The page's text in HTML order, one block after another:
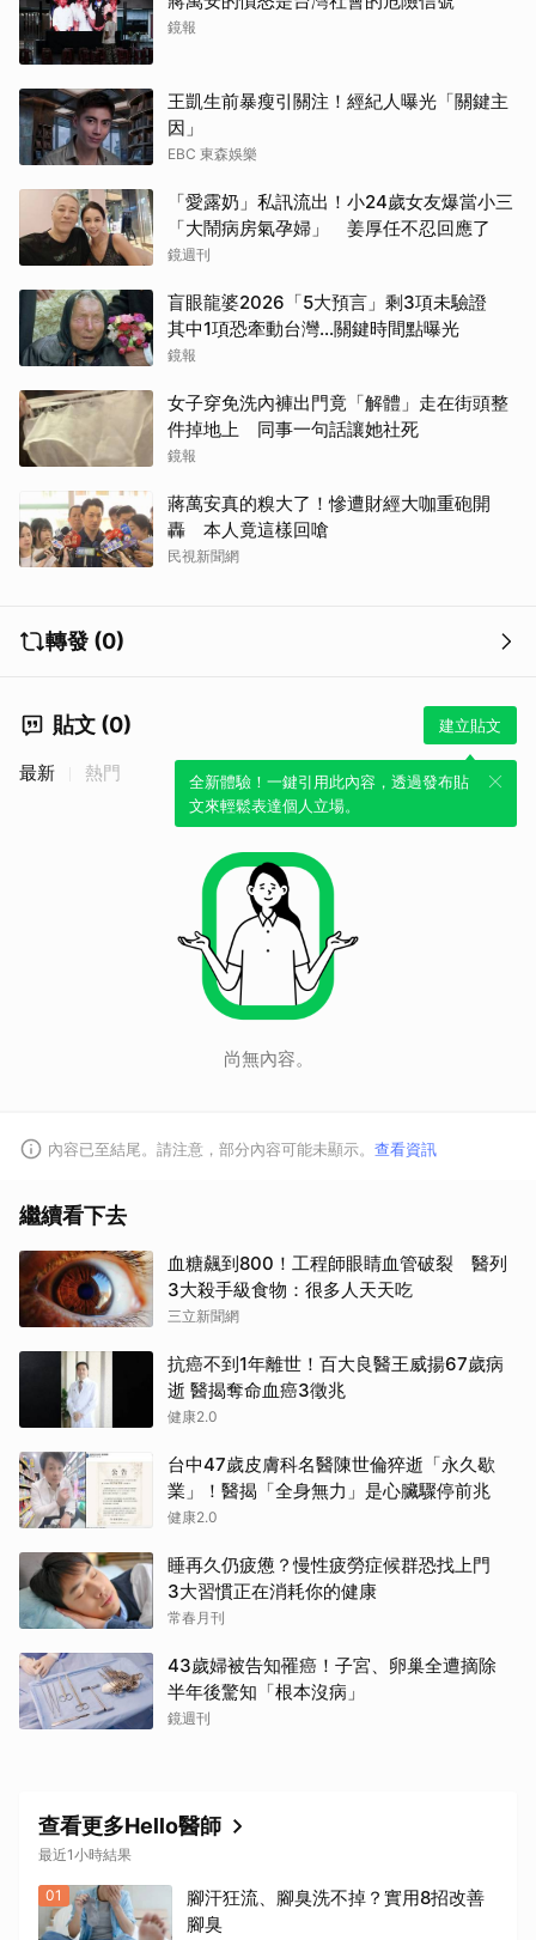
鏡報
王凱生前暴瘦引關注！經紀人曝光「關鍵主
因」
EBC 東森娛樂
「愛露奶」私訊流出！小24歲女友爆當小三
「大鬧病房氣孕婦」 姜厚任不忍回應了
鏡週刊
盲眼龍婆2026「5大預言」剩3項未驗證
其中1項恐牽動台灣...關鍵時間點曝光
鏡報
女子穿免洗內褲出門竟「解體」走在街頭整
件掉地上 同事一句話讓她社死
鏡報
蔣萬安真的糗大了！慘遭財經大咖重砲開
轟 本人竟這樣回嗆
民視新聞網
轉發 (0)
貼文 (0) 建立貼文
全新體驗！一鍵引用此內容，透過發布貼
文來輕鬆表達個人立場。
最新 熱門
尚無內容。
內容已至結尾。請注意，部分內容可能未顯示。 查看資訊
繼續看下去
血糖飆到800！工程師眼睛血管破裂 醫列
3大殺手級食物：很多人天天吃
三立新聞網
抗癌不到1年離世！百大良醫王威揚67歲病
逝 醫揭奪命血癌3徵兆
健康2.0
台中47歲皮膚科名醫陳世倫猝逝「永久歇
業」！醫揭「全身無力」是心臟驟停前兆
健康2.0
睡再久仍疲憊？慢性疲勞症候群恐找上門
3大習慣正在消耗你的健康
常春月刊
43歲婦被告知罹癌！子宮、卵巢全遭摘除
半年後驚知「根本沒病」
鏡週刊
查看更多Hello醫師
最近1小時結果
01
腳汗狂流、腳臭洗不掉？實用8招改善
腳臭